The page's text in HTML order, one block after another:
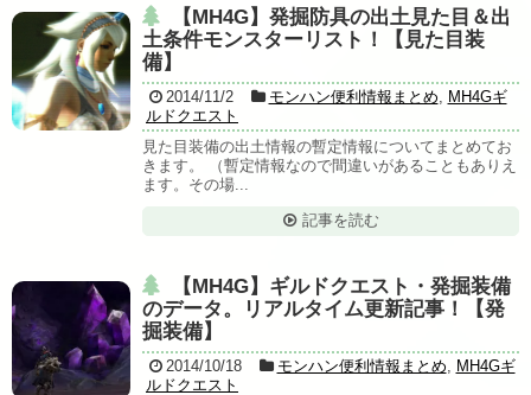
【MH4G】発掘防具の出土見た目＆出
土条件モンスターリスト！【見た目装
備】
2014/11/2 モンハン便利情報まとめ, MH4Gギ
ルドクエスト
見た目装備の出土情報の暫定情報についてまとめてお
きます。 （暫定情報なので間違いがあることもありえ
ます。その場...
記事を読む
【MH4G】ギルドクエスト・発掘装備
のデータ。リアルタイム更新記事！【発
掘装備】
2014/10/18 モンハン便利情報まとめ, MH4Gギ
ルドクエスト